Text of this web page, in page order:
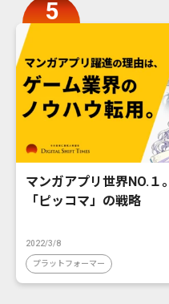
マンガアプリ世界NO.１
「ピッコマ」の戦略
2022/3/8
プラットフォーマー